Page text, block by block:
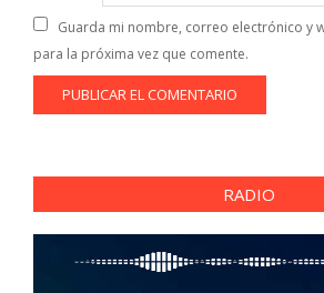
Guarda mi nombre, correo electrónico y
para la próxima vez que comente.
RADIO